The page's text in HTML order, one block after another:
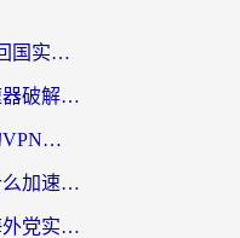
海外党别再踩坑！vpn翻回国实用指南——选对加速器，国内资源无缝用
海外党别踩坑！免费加速器破解版真的能用？教你无缝访问国内资源的正确姿势
海外党必看：免费好用的VPN？不如选对转国内加速器实现无缝追剧
在阿根廷玩国内游戏用什么加速器？3年海外党亲测实用指南
迅游和小黑牛哪个好？海外党实测指南，选对中国地址加速器才能无缝刷国内资源